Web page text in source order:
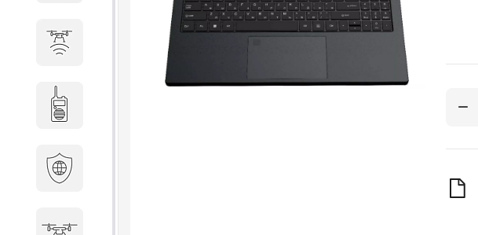
Защита от БПЛА